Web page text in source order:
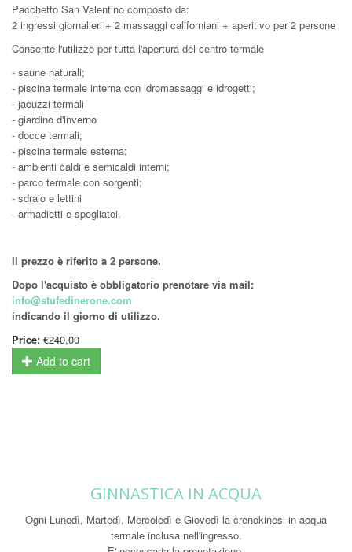
Pacchetto San Valentino composto da:
2 ingressi giornalieri + 2 massaggi californiani + aperitivo per 2 persone
Consente l'utilizzo per tutta l'apertura del centro termale
- saune naturali;
- piscina termale interna con idromassaggi e idrogetti;
- jacuzzi termali
- giardino d'inverno
- docce termali;
- piscina termale esterna;
- ambienti caldi e semicaldi interni;
- parco termale con sorgenti;
- sdraio e lettini
- armadietti e spogliatoi.
Il prezzo è riferito a 2 persone.
Dopo l'acquisto è obbligatorio prenotare via mail:
info@stufedinerone.com
indicando il giorno di utilizzo.
Price: €240,00
Add to cart
GINNASTICA IN ACQUA
Ogni Lunedì, Martedì, Mercoledì e Giovedì la crenokinesi in acqua
termale inclusa nell'ingresso.